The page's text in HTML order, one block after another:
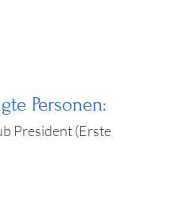
Personen:
President (Erste